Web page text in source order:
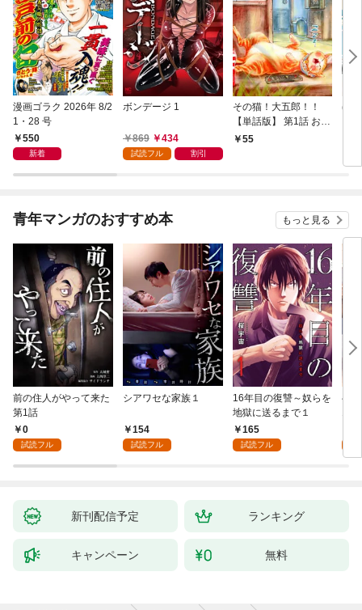
漫画ゴラク 2026年 8/2
1・28 号
550
新着
ボンデージ 1
869 434
試読フル 割引
その猫！大五郎！！
【単話版】 第1話 おば
あちゃんと猫
55
ほ
青年マンガのおすすめ本 もっと見る
前の住人がやって来た
第1話
0
試読フル
シアワセな家族１
154
試読フル
16年目の復讐～奴らを
地獄に送るまで１
165
試読フル
ベ
新刊配信予定 ランキング
キャンペーン 無料